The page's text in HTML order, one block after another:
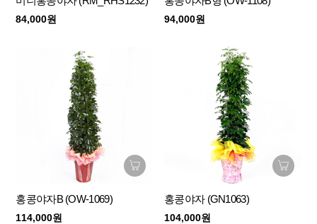
84,000원 94,000원
홍콩야자B (OW-1069)
114,000원
홍콩야자 (GN1063)
104,000원